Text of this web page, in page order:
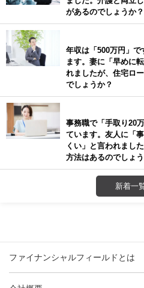
があるのでしょうか？
年収は「500万円」で
ます。妻に「早めに
れましたが、住宅ロ
でしょうか？
事務職で「手取り20
ています。友人に「
くい」と言われまし
方法はあるのでしょう
新着一
ファイナンシャルフィールドとは